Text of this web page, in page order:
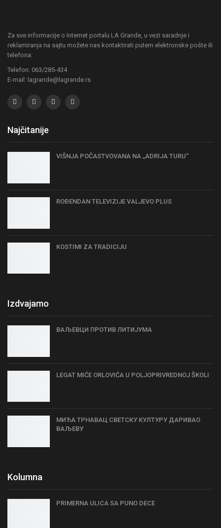
Za sve informacije o Internet portalu LA Grande, u vezi saradnje i
reklamiranja na sajtu možete nas kontaktirati putem elektronske pošte ili
telefona:
Telefon: 063/285-434
E-mail: lagrande@lagrande.rs
Najčitanije
VIŠNJA POČASTVOVANA NA „ADRIJA TURU“
ROĐENDAN TELEVIZIJE VALJEVO PLUS
KOSTIMI ZA TRADICIJU
Izdvajamo
ВАЉЕВЦИ ПРОТИВ ЛИТИЈУМА
LEGAT MIĆE ORLOVIĆA U POLJOPRIVREDNOJ ŠKOLI
МИЋА ТРНАВАЦ СВЕТСКУ КУЛТУРУ ДАРИВАО
ВАЉЕВУ
Kolumna
PRIMERNA ULICA SA PUNO DECE